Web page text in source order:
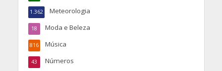
Meteorologia
1.362
Moda e Beleza
18
Música
816
Números
43